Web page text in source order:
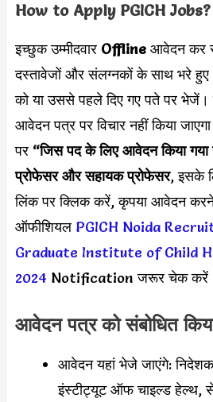
How to Apply PGICH Jobs?
इच्छुक उम्मीदवार Offline आवेदन कर
दस्तावेजों और संलग्नकों के साथ भरे
को या उससे पहले दिए गए पते पर भेजें।
आवेदन पत्र पर विचार नहीं किया
पर “जिस पद के लिए आवेदन किया गया
प्रोफेसर और सहायक प्रोफेसर, इसके
लिंक पर क्लिक करें, कृपया आवेदन
ऑफीशियल PGICH Noida
Graduate Institute of Child
2024 Notification जरूर चेक
आवेदन पत्र को संबोधित
आवेदन यहां भेजे जाएंगे:
इंस्टीट्यूट ऑफ चाइल्ड हेल्थ,